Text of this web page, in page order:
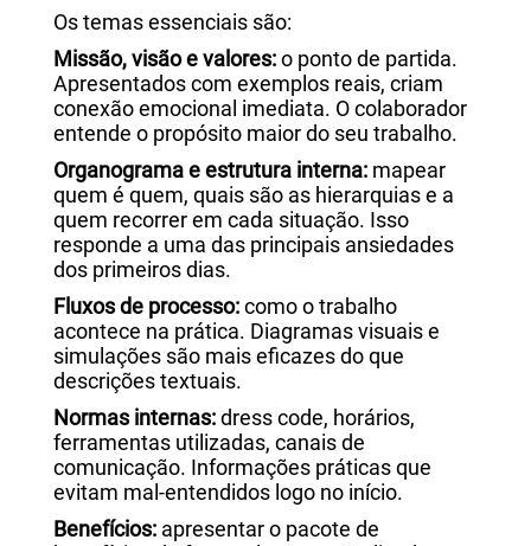
Os temas essenciais são:
Missão, visão e valores:o ponto de partida.
Apresentados com exemplos reais, criam
conexão emocional imediata. O colaborador
entende o propósito maior do seu trabalho.
Organograma e estrutura interna:mapear
quem é quem, quais são as hierarquias e a
quem recorrer em cada situação. Isso
responde a uma das principais ansiedades
dos primeiros dias.
Fluxos de processo:como o trabalho
acontece na prática. Diagramas visuais e
simulações são mais eficazes do que
descrições textuais.
Normas internas:dress code, horários,
ferramentas utilizadas, canais de
comunicação. Informações práticas que
evitam mal-entendidos logo no início.
Benefícios:apresentar o pacote de